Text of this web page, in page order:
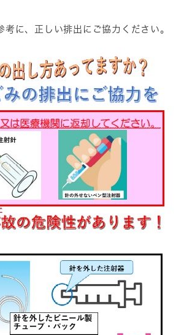
に、正しい排出にご協力ください。